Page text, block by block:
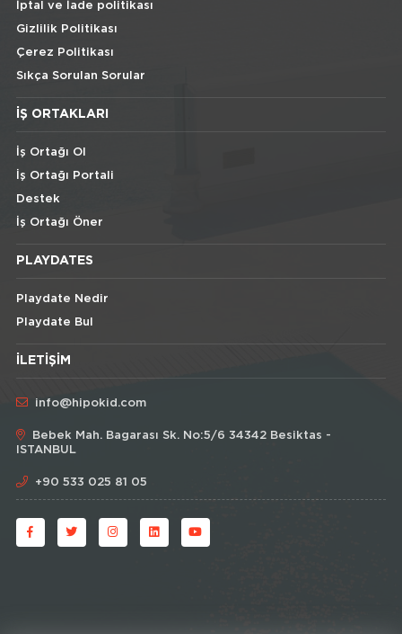
İptal ve İade politikası
Gizlilik Politikası
Çerez Politikası
Sıkça Sorulan Sorular
İŞ ORTAKLARI
İş Ortağı Ol
İş Ortağı Portali
Destek
İş Ortağı Öner
PLAYDATES
Playdate Nedir
Playdate Bul
İLETIŞIM
info@hipokid.com
Bebek Mah. Bagarası Sk. No:5/6 34342 Besiktas -
ISTANBUL
+90 533 025 81 05